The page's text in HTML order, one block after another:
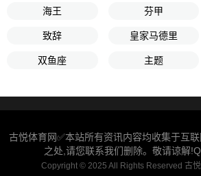
海王 芬甲
致辞 皇家马德里
双鱼座 主题
古悦体育网✅本站所有资讯内容均收集于互
之处,请您联系我们删除。敬请谅解
Copyright © 2025 All Rights Reserved 古